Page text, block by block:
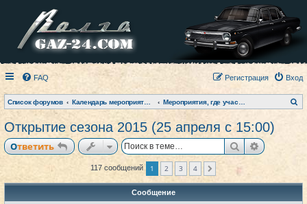
FAQ Вход
Регистрация
Список форумов
о
Открытие сезона 2015 (25 апреля с 15:00)
Ответить Поиск
117 сообщений 1 2 3 4
Сообщение